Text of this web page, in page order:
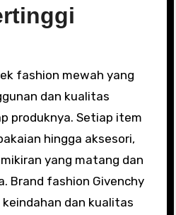
fashion mewah yang
dan kualitas
produknya. Setiap item
hingga aksesori,
yang matang dan
Brand fashion Givenchy
dan kualitas